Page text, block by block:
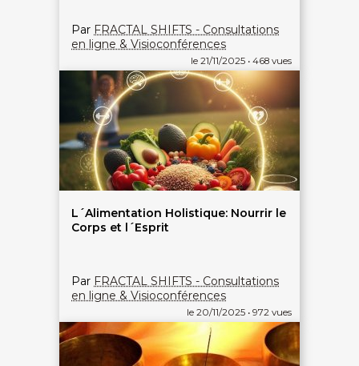
le 21/11/2025 • 468 vues
Par FRACTAL SHIFTS - Consultations
en ligne & Visioconférences
le 20/11/2025 • 972 vues
L´Alimentation Holistique: Nourrir le
Corps et l´Esprit
Par FRACTAL SHIFTS - Consultations
en ligne & Visioconférences